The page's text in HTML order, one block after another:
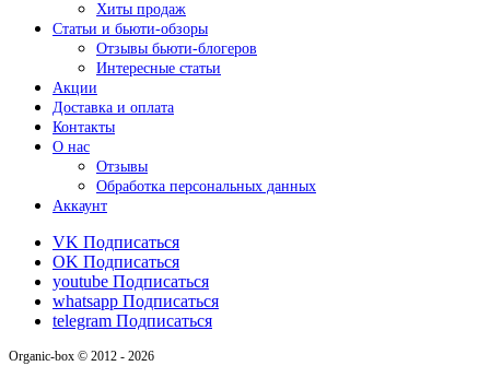
Хиты продаж
Статьи и бьюти-обзоры
Отзывы бьюти-блогеров
Интересные статьи
Акции
Доставка и оплата
Контакты
О нас
Отзывы
Обработка персональных данных
Аккаунт
VK Подписаться
OK Подписаться
youtube Подписаться
whatsapp Подписаться
telegram Подписаться
Organic-box © 2012 - 2026